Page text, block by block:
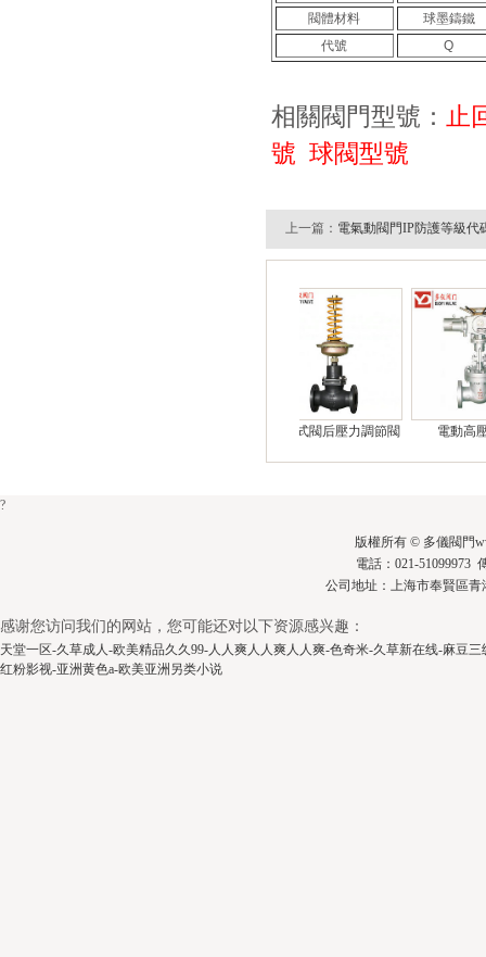
閥體材料
球墨鑄鐵
代號
Q
相關閥門型號： 止
號 球閥型號
上一篇： 電氣動閥門IP防護等級代
自力式閥后壓力調節閥 電動高壓閘閥
?
版權所有 © 多儀閥門
電話：021-51099973
公司地址：上海市奉賢區
感谢您访问我们的网站，您可能还对以下资源感兴趣：
天堂一区-久草成人-欧美精品久久99-人人爽人人爽人人爽-色奇米-久草新在线-麻豆
红粉影视-亚洲黄色a-欧美亚洲另类小说